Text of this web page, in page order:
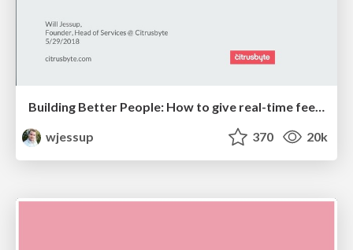
Building Better People: How to give real-time feedback that sticks.
wjessup
370 20k